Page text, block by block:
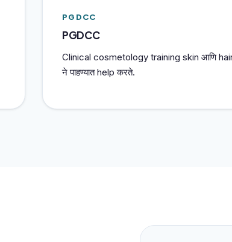
PGDCC
PGDCC
Clinical cosmetology training skin आणि
ने पाहण्यात help करते.